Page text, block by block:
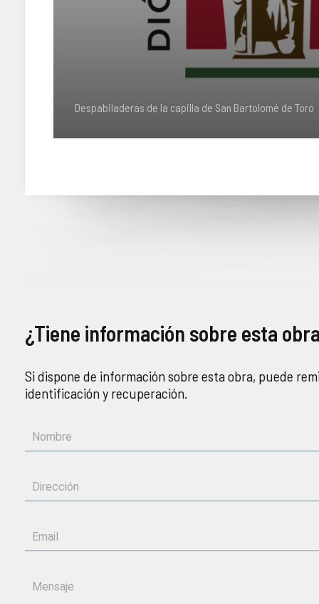
Despabiladeras de la capilla de San Bartolomé de Toro
¿Tiene información sobre esta
Si dispone de información sobre esta obra, puede
identificación y recuperación.